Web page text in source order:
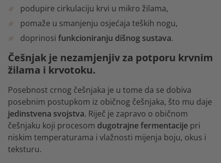
podupire cirkulaciju krvi u mikro žilama,
pomaže u smanjenju osjećaja teških nogu,
doprinosi funkcioniranju dišnog sustava.
Češnjak je nezamjenjiv za potporu krvnim
žilama i krvotoku.
Posebnost crnog češnjaka je u tome da se dobiva
posebnim postupkom iz običnog češnjaka, što mu daje
jedinstvena svojstva. Riječ je zapravo o običnom
češnjaku koji procesom dugotrajne fermentacije pri
niskim temperaturama i vlažnosti mijenja boju, okus i
teksturu.